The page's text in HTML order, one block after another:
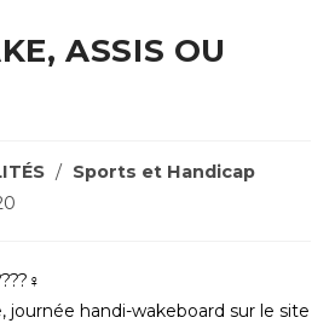
ASSIS OU
/ Sports et Handicap
journée handi-wakeboard sur le site